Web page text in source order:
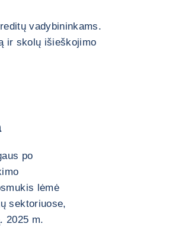
vadybininkams.
ir skolų išieškojimo
po
lėmė
sektoriuose,
2025 m.